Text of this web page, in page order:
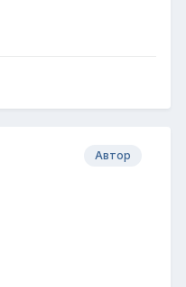
Автор